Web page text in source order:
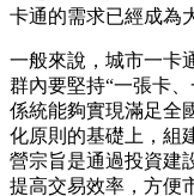
卡通的需求已經成為
一般來說，城市一卡
群內要堅持“一張卡
係統能夠實現滿足全
化原則的基礎上，組
營宗旨是通過投資建
提高交易效率，方便